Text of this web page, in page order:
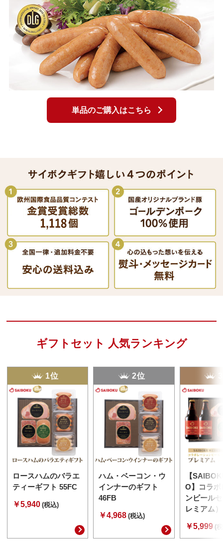
単品のご購入はこちら
ギフトセット 人気ランキング
1位
ロースハムのバラエ
ティーギフト 55FC
￥5,940 (税込)
2位
ハム・ベーコン・ウ
インナーのギフト
46FB
￥4,968 (税込)
【
O】コラボ
ンビール
レミアム
￥5,999 (